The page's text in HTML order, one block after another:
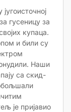
гусеницу за
купаца.
и били су
Наши
са скид-
је пријавио